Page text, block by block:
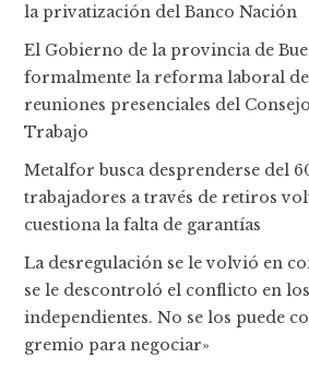
la privatización del Banco Nación
El Gobierno de la provincia de
formalmente la reforma laboral
reuniones presenciales del
Trabajo
Metalfor busca desprenderse del
trabajadores a través de retiros
cuestiona la falta de garantías
La desregulación se le volvió en
se le descontroló el conflicto en
independientes. No se los puede
gremio para negociar»